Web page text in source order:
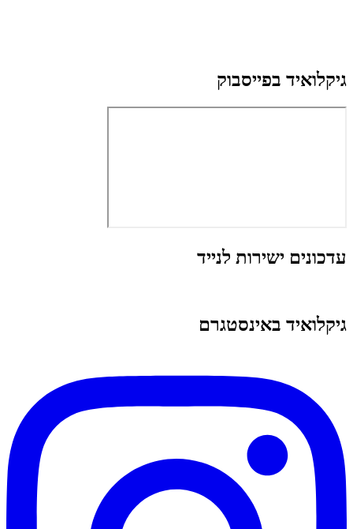
גיקלואיד בפייסבוק
עדכונים ישירות לנייד
גיקלואיד באינסטגרם